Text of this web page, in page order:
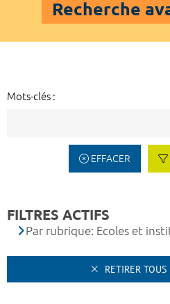
Recherche
Mots-clés :
EFFACER
FILTRES ACTIFS
Par rubrique: Ecoles et
RETIRER TOUS